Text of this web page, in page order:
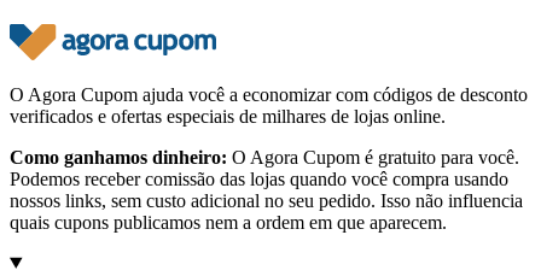
O Agora Cupom ajuda você a economizar com códigos de desconto
verificados e ofertas especiais de milhares de lojas online.
Como ganhamos dinheiro: O Agora Cupom é gratuito para você.
Podemos receber comissão das lojas quando você compra usando
nossos links, sem custo adicional no seu pedido. Isso não influencia
quais cupons publicamos nem a ordem em que aparecem.